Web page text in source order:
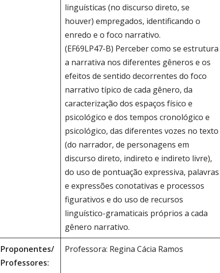
linguísticas (no discurso direto, se
houver) empregados, identificando o
enredo e o foco narrativo.
(EF69LP47-B) Perceber como se estrutura
a narrativa nos diferentes gêneros e os
efeitos de sentido decorrentes do foco
narrativo típico de cada gênero, da
caracterização dos espaços físico e
psicológico e dos tempos cronológico e
psicológico, das diferentes vozes no texto
(do narrador, de personagens em
discurso direto, indireto e indireto livre),
do uso de pontuação expressiva, palavras
e expressões conotativas e processos
figurativos e do uso de recursos
linguístico-gramaticais próprios a cada
gênero narrativo.
Proponentes/
Professores:
Professora: Regina Cácia Ramos